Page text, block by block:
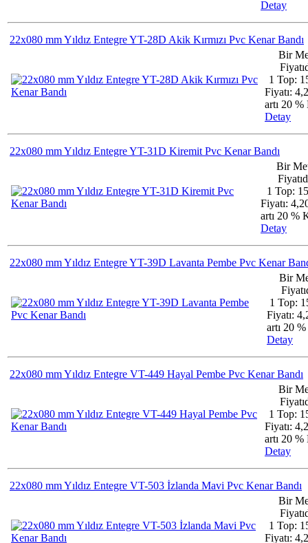
Detay
22x080 mm Yıldız Entegre YT-28D Akik Kırmızı Pvc Kenar Bandı
Bir
1 Top:
Fiyatı:
artı 20
Detay
22x080 mm Yıldız Entegre YT-31D Kiremit Pvc Kenar Bandı
Bir
1 Top:
Fiyatı:
artı 20 %
Detay
22x080 mm Yıldız Entegre YT-39D Lavanta Pembe Pvc Kenar
Bir
1 Top:
Fiyatı:
artı 20
Detay
22x080 mm Yıldız Entegre VT-449 Hayal Pembe Pvc Kenar Bandı
Bir
1 Top:
Fiyatı:
artı 20
Detay
22x080 mm Yıldız Entegre VT-503 İzlanda Mavi Pvc Kenar Bandı
Bir
1 Top:
Fiyatı: